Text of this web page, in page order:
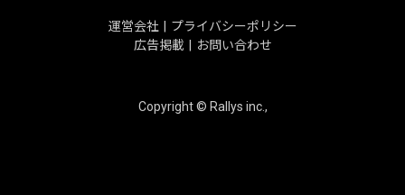
運営会社 | プライバシーポリシー
広告掲載 | お問い合わせ
Copyright © Rallys inc.,